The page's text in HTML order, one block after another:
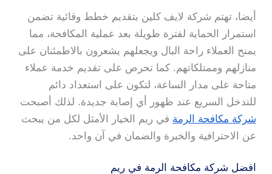
أيضا، تهتم شركة لايف كلين بتقديم خطط وقائية تضمن
استمرار الحماية لفترة طويلة بعد عملية المكافحة، مما
يمنح العملاء راحة البال ويجعلهم يشعرون بالاطمئنان على
منازلهم وممتلكاتهم. كما تحرص على تقديم خدمة عملاء
متاحة على مدار الساعة، لتكون على استعداد دائم
للتدخل السريع عند ظهور أي إصابة جديدة. لذلك أصبحت
شركة مكافحة الرمة في ريم الخيار الأمثل لكل من يبحث
عن الاحترافية والخبرة والضمان في آن واحد.
افضل شركة مكافحة الرمة في ريم